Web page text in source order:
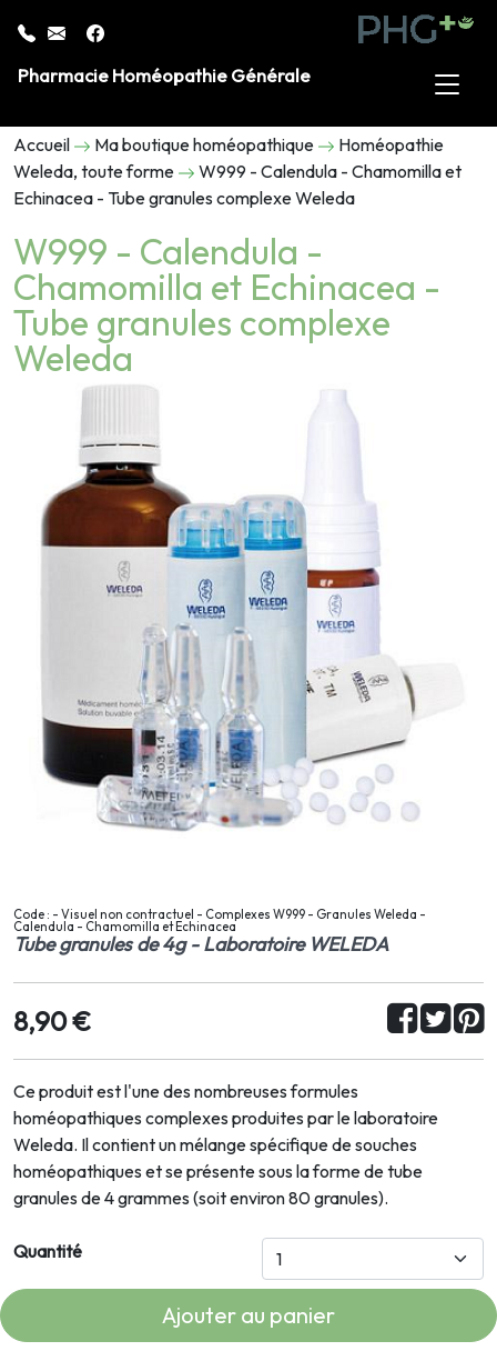
Pharmacie Homéopathie Générale
Accueil Ma boutique homéopathique
Homéopathie
Weleda, toute forme
W999 - Calendula - Chamomilla et
Echinacea - Tube granules complexe Weleda
W999 - Calendula -
Chamomilla et Echinacea -
Tube granules complexe
Weleda
Code : - Visuel non contractuel - Complexes W999 - Granules Weleda -
Calendula - Chamomilla et Echinacea
Tube granules de 4g - Laboratoire WELEDA
8,90 €
Ce produit est l'une des nombreuses formules
homéopathiques complexes produites par le laboratoire
Weleda. Il contient un mélange spécifique de souches
homéopathiques et se présente sous la forme de tube
granules de 4 grammes (soit environ 80 granules).
Quantité
Ajouter au panier